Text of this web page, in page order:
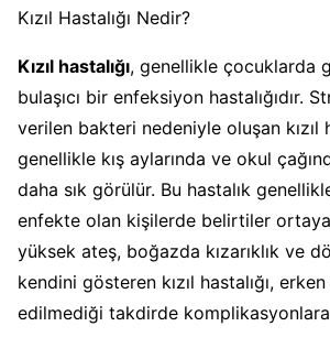
Kızıl Hastalığı Nedir?
Kızıl hastalığı, genellikle çocuklarda
bulaşıcı bir enfeksiyon hastalığıdır.
verilen bakteri nedeniyle oluşan kızıl
genellikle kış aylarında ve okul
daha sık görülür. Bu hastalık
enfekte olan kişilerde belirtiler ortaya
yüksek ateş, boğazda kızarıklık ve
kendini gösteren kızıl hastalığı,
edilmediği takdirde